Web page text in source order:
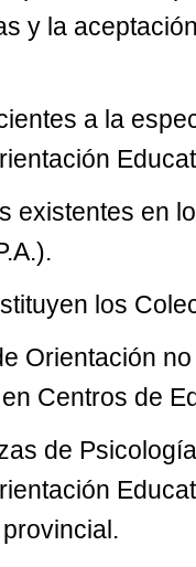
y la
a la
existentes en
los
Orientación
Centros de
de